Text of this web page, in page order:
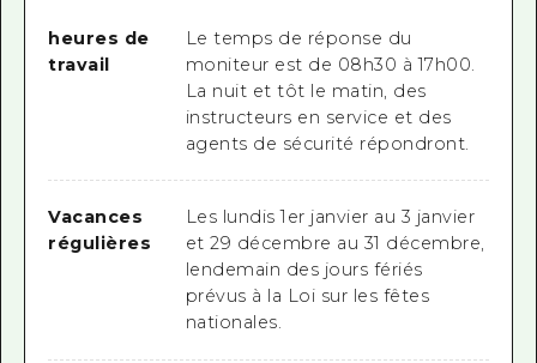
heures de
travail
Le temps de réponse du
moniteur est de 08h30 à 17h00.
La nuit et tôt le matin, des
instructeurs en service et des
agents de sécurité répondront.
Vacances
régulières
Les lundis 1er janvier au 3 janvier
et 29 décembre au 31 décembre,
lendemain des jours fériés
prévus à la Loi sur les fêtes
nationales.